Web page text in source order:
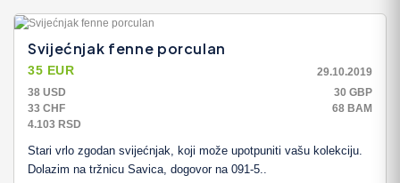
Svijećnjak fenne porculan
35 EUR
29.10.2019
38 USD
30 GBP
33 CHF
68 BAM
4.103 RSD
Stari vrlo zgodan svijećnjak, koji može upotpuniti vašu kolekciju.
Dolazim na tržnicu Savica, dogovor na 091-5..